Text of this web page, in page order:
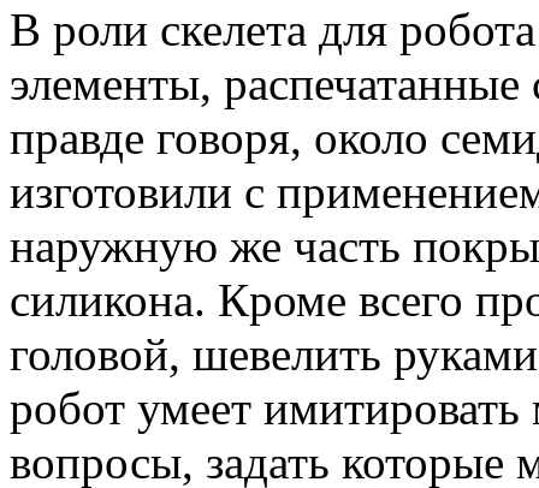
В роли скелета для
элементы,
правде говоря, около
изготовили с
наружную же часть
силикона. Кроме всего
головой, шевелить
робот умеет
вопросы, задать